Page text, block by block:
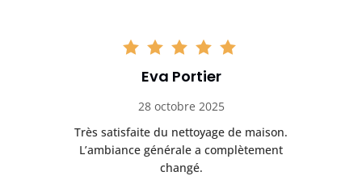
Eva Portier
28 octobre 2025
Très satisfaite du nettoyage de maison.
L’ambiance générale a complètement
changé.